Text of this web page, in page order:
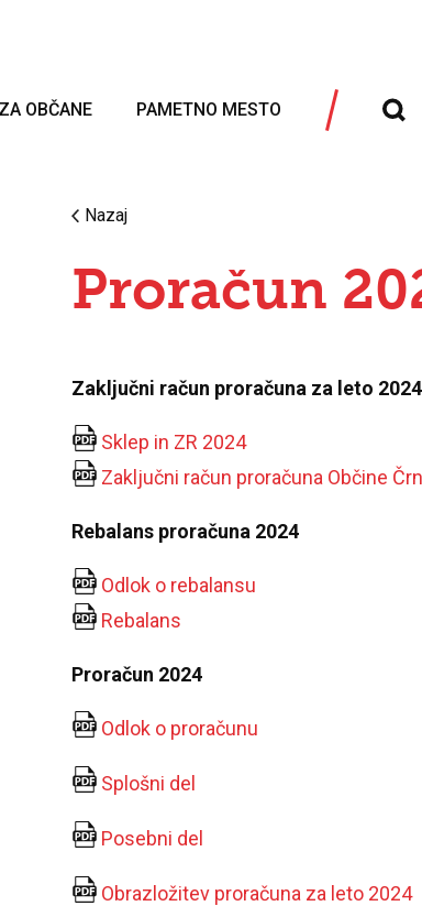
ZA OBČANE PAMETNO MESTO
Nazaj
Proračun
Zaključni račun proračuna za leto
Sklep in ZR 2024
Zaključni račun proračuna Občine
Rebalans proračuna 2024
Odlok o rebalansu
Rebalans
Proračun 2024
Odlok o proračunu
Splošni del
Posebni del
Obrazložitev proračuna za leto 2024